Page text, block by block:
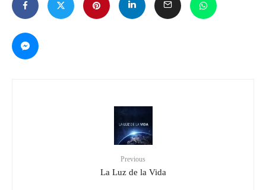
Previous
La Luz de la Vida